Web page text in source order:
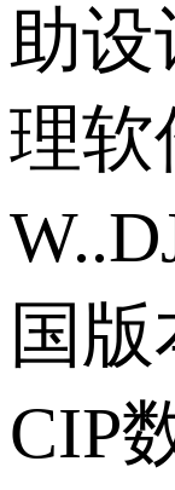
助设
理软
国
CIP